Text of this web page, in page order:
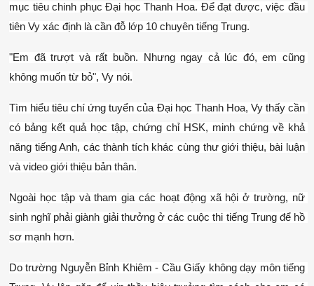
mục tiêu chinh phục Đại học Thanh Hoa. Để đạt được, việc đầu
tiên Vy xác định là cần đỗ lớp 10 chuyên tiếng Trung.
"Em đã trượt và rất buồn. Nhưng ngay cả lúc đó, em cũng
không muốn từ bỏ", Vy nói.
Tìm hiểu tiêu chí ứng tuyển của Đại học Thanh Hoa, Vy thấy cần
có bảng kết quả học tập, chứng chỉ HSK, minh chứng về khả
năng tiếng Anh, các thành tích khác cùng thư giới thiệu, bài luận
và video giới thiệu bản thân.
Ngoài học tập và tham gia các hoạt động xã hội ở trường, nữ
sinh nghĩ phải giành giải thưởng ở các cuộc thi tiếng Trung để hồ
sơ mạnh hơn.
Do trường Nguyễn Bỉnh Khiêm - Cầu Giấy không dạy môn tiếng